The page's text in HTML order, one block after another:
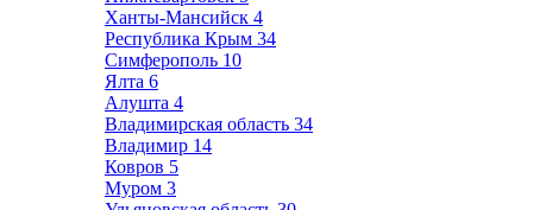
Ханты-Мансийск 4
Республика Крым 34
Симферополь 10
Ялта 6
Алушта 4
Владимирская область 34
Владимир 14
Ковров 5
Муром 3